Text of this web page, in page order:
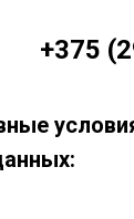
+375